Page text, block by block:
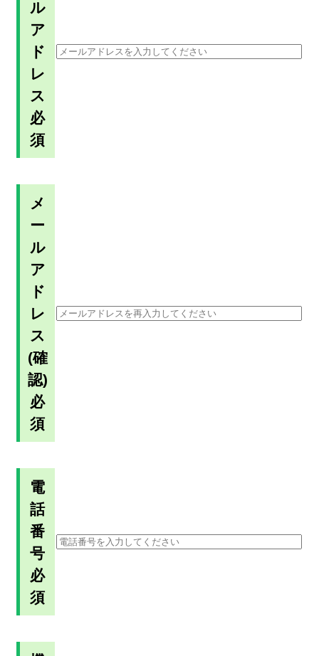
ル
ア
ド
レ
ス
必
須
メ
ー
ル
ア
ド
レ
ス
(確
認)
必
須
電
話
番
号
必
須